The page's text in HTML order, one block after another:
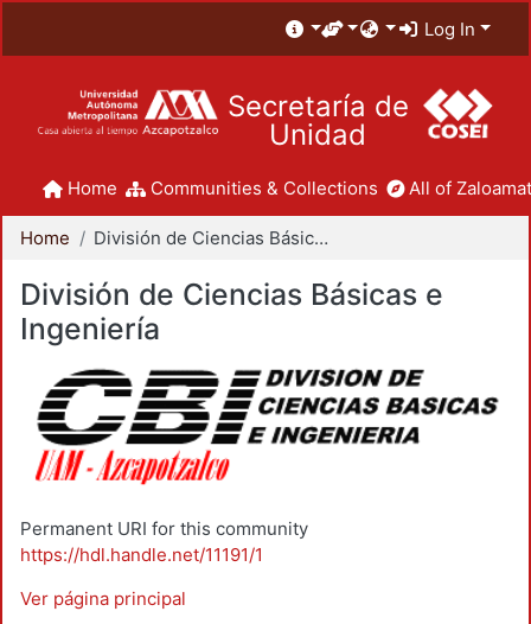
Log In
Secretaría de
Unidad
Home Communities & Collections All of
Home División de Ciencias Básicas e Ingeniería
División de Ciencias Básicas e
Ingeniería
Permanent URI for this community
https://hdl.handle.net/11191/1
Ver página principal